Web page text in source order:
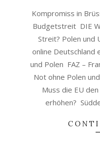
Kompromiss in
Budgetstreit DIE
Streit? Polen und
online Deutschland
und Polen FAZ –
Not ohne Polen
Muss die EU
erhöhen?